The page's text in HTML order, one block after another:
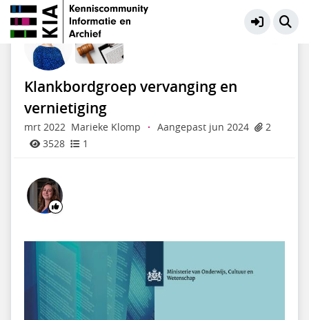
Wet- en regelgeving
Klankbordgroep vervanging en
vernietiging
mrt 2022 Marieke Klomp · Aangepast jun 2024
2
3528
1